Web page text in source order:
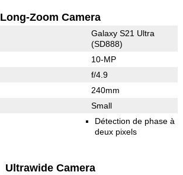
Long-Zoom Camera
Galaxy S21 Ultra
(SD888)
10-MP
f/4.9
240mm
Small
Détection de phase à
deux pixels
Ultrawide Camera